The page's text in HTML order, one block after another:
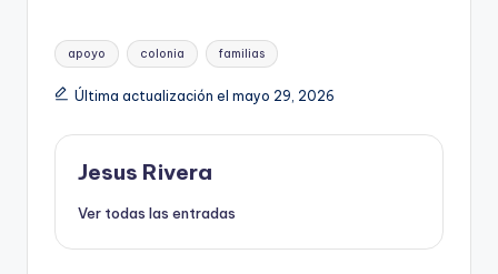
Etiquetas:
apoyo colonia familias
Última actualización el mayo 29, 2026
Jesus Rivera
Ver todas las entradas